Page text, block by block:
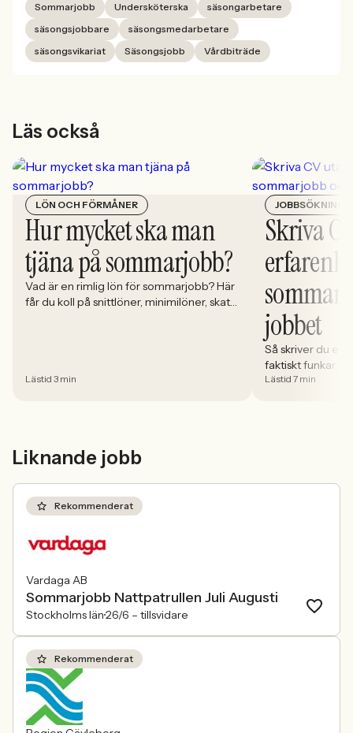
Sommarjobb
Undersköterska
säsongarbetare
säsongsjobbare
säsongsmedarbetare
säsongsvikariat
Säsongsjobb Vårdbiträde
Läs också
LÖN OCH FÖRMÅNER
Hur mycket ska man
tjäna på sommarjobb?
Vad är en rimlig lön för sommarjobb? Här
får du koll på snittlöner, minimilöner, skatt
Lästid 3 min
JOBBSÖKNING
Skriva
jobbet
Så skriver du ett
faktiskt funkar.
styrkor,
Lästid 7 min
Liknande jobb
Rekommenderat
Vardaga AB
Sommarjobb Nattpatrullen Juli Augusti
Stockholms län26/6 – tillsvidare
Rekommenderat